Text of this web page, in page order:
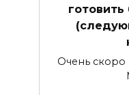
Очень